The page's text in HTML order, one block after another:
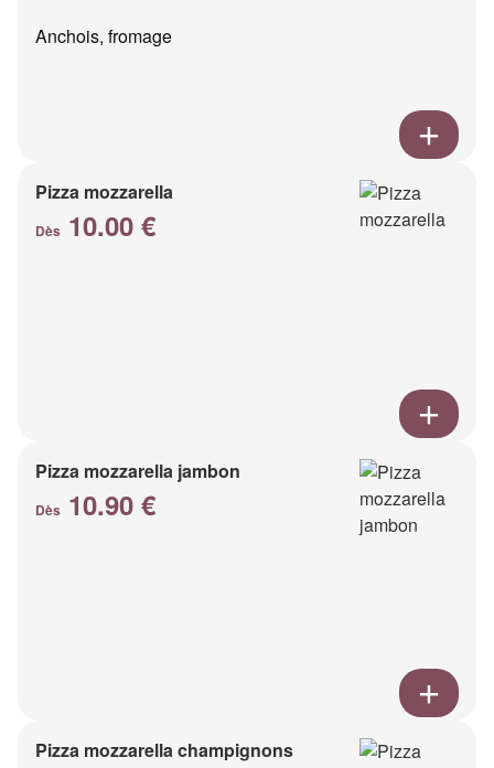
Anchois, fromage
Pizza mozzarella
Dès 10.00 €
Pizza mozzarella jambon
Dès 10.90 €
Pizza mozzarella champignons